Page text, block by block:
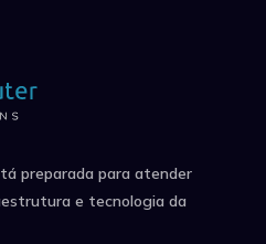
preparada para atender
e tecnologia da